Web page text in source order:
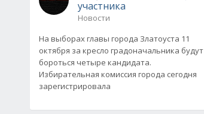
участника
Новости
На выборах главы города Златоуста 11
октября за кресло градоначальника будут
бороться четыре кандидата.
Избирательная комиссия города сегодня
зарегистрировала